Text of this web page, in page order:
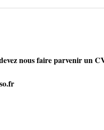
nous faire parvenir un